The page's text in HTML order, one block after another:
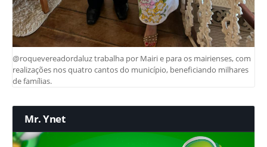
@roquevereadordaluz trabalha por Mairi e para os mairienses, com
realizações nos quatro cantos do município, beneficiando milhares
de famílias.
Mr. Ynet